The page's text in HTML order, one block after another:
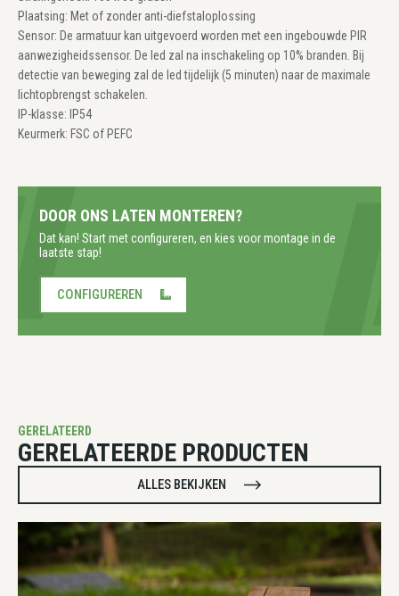
Plaatsing: Met of zonder anti-diefstaloplossing
Sensor: De armatuur kan uitgevoerd worden met een ingebouwde PIR
aanwezigheidssensor. De led zal na inschakeling op 10% branden. Bij
detectie van beweging zal de led tijdelijk (5 minuten) naar de maximale
lichtopbrengst schakelen.
IP-klasse: IP54
Keurmerk: FSC of PEFC
DOOR ONS LATEN MONTEREN?
Dat kan! Start met configureren, en kies voor montage in de
laatste stap!
CONFIGUREREN
GERELATEERD
GERELATEERDE PRODUCTEN
ALLES BEKIJKEN